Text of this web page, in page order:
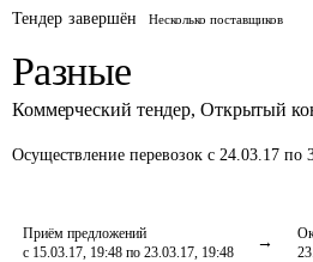
Тендер завершён Несколько поставщиков
Разные
Коммерческий тендер, Открытый
Осуществление перевозок с 24.03.17 по
Приём предложений
с 15.03.17, 19:48 по 23.03.17, 19:48